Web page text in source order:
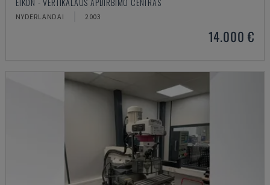
NYDERLANDAI 2003
14.000 €